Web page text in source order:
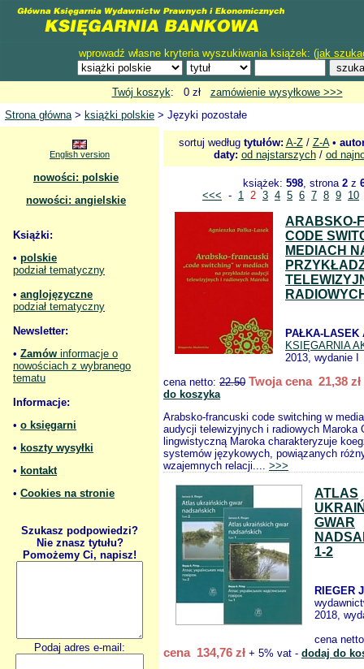
wprowadź własne kryteria wyszukiwania książek: (jak
Twój koszyk: 0 zł zamówienie wysyłkowe >>>
Strona główna> książki polskie > Języki pozostałe
English version
nowości: polskie
nowości: angielskie
Książki:
• polskie
podział tematyczny
• anglojęzyczne
podział tematyczny
Newsletter:
• Zamów informacje o
nowościach z wybranego
tematu
Informacje:
• o księgarni
• koszty wysyłki
• kontakt
• Cookies na stronie
Szukasz podpowiedzi?
Nie znasz tytułu?
Pomożemy Ci, napisz!
Podaj adres e-mail:
sortuj według tytułów: A-Z/ Z-A•
daty: od najstarszych/ od
książek: 598, strona 2 z
<<< - 1 2 3 4 5 6 7 8 9 10
ARABSKO-
CODE
MEDIACH
PAŁKA-LASEK
KSIĘGARNIA
2013, wydanie I
cena netto: 22.50 Twoja cena 21,38 zł
do koszyka
Arabsko-francuski code switching w
audycji telewizyjnych i radiowych Maroka
lingwistyczną Maroka charakteryzuje
systemów językowych, powiązanych
wzajemnych relacji.... >>>
ATLAS
GWAR
1-2
RIEGER
2018,
cena
cena 134,76 zł + 5% vat - dodaj do